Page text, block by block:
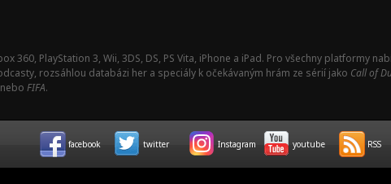
360, PlayStation 3, Wii, 3DS, DS, PS Vita, iPhone a iPad. Pro všechny platformy
rozsáhlou databázi her a speciály k očekávaným hrám ze sérií jako Call of
nebo FIFA.
facebook twitter Instagram youtube RSS